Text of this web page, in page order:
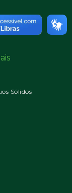
Sólidos